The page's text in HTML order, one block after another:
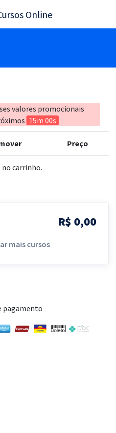
valores promocionais
15m 00s
Preço
carrinho.
R$ 0,00
mais cursos
pagamento